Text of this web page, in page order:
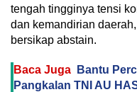
tengah tingginya tensi
dan kemandirian
bersikap abstain.
Baca Juga
Bantu
Pangkalan TNI AU